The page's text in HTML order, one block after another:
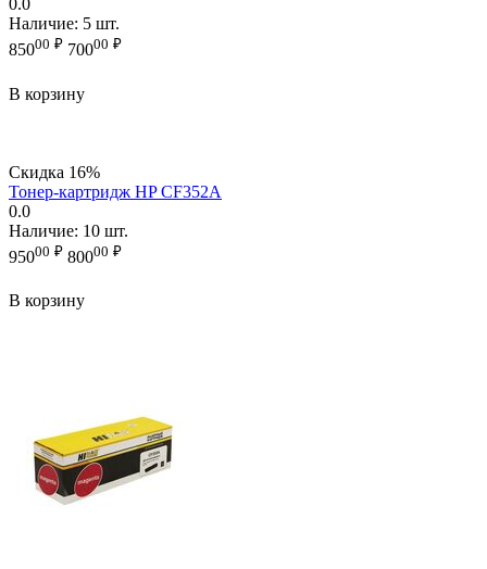
0.0
Наличие: 5 шт.
85000 ₽ 70000 ₽
В корзину
Скидка 16%
Тонер-картридж HP CF352A
0.0
Наличие: 10 шт.
95000 ₽ 80000 ₽
В корзину